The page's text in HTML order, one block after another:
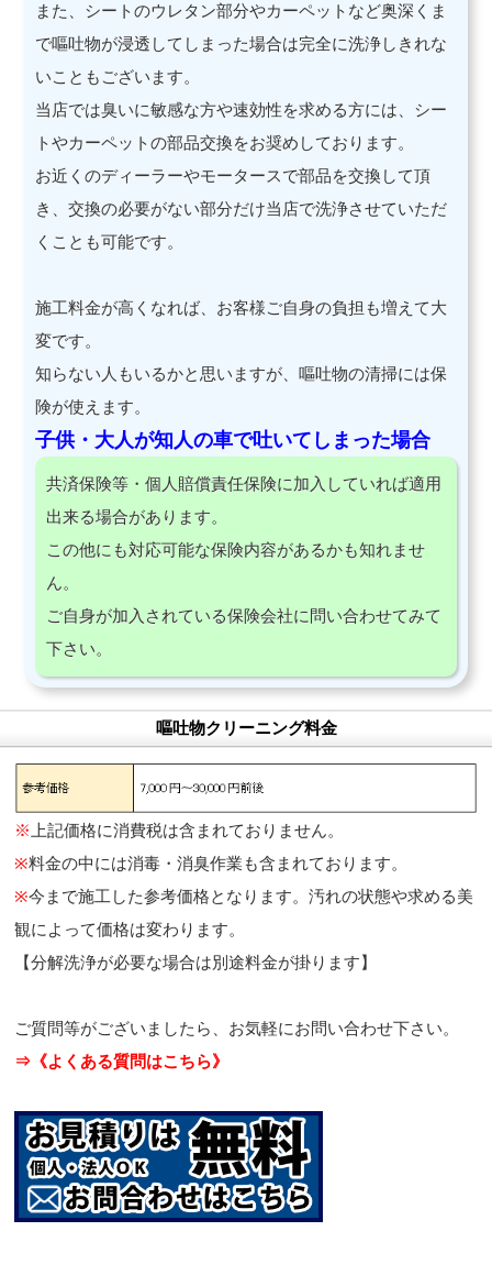
また、シートのウレタン部分やカーペットなど奥深くま
で嘔吐物が浸透してしまった場合は完全に洗浄しきれな
いこともございます。
当店では臭いに敏感な方や速効性を求める方には、シー
トやカーペットの部品交換をお奨めしております。
お近くのディーラーやモータースで部品を交換して頂
き、交換の必要がない部分だけ当店で洗浄させていただ
くことも可能です。
施工料金が高くなれば、お客様ご自身の負担も増えて大
変です。
知らない人もいるかと思いますが、嘔吐物の清掃には保
険が使えます。
子供・大人が知人の車で吐いてしまった場合
共済保険等・個人賠償責任保険に加入していれば適用
出来る場合があります。
この他にも対応可能な保険内容があるかも知れませ
ん。
ご自身が加入されている保険会社に問い合わせてみて
下さい。
嘔吐物クリーニング料金
※ 上記価格に消費税は含まれておりません。
※料金の中には消毒・消臭作業も含まれております。
※今まで施工した参考価格となります。汚れの状態や求める美
観によって価格は変わります。
【分解洗浄が必要な場合は別途料金が掛ります】
ご質問等がございましたら、お気軽にお問い合わせ下さい。
⇒《よくある質問はこちら》